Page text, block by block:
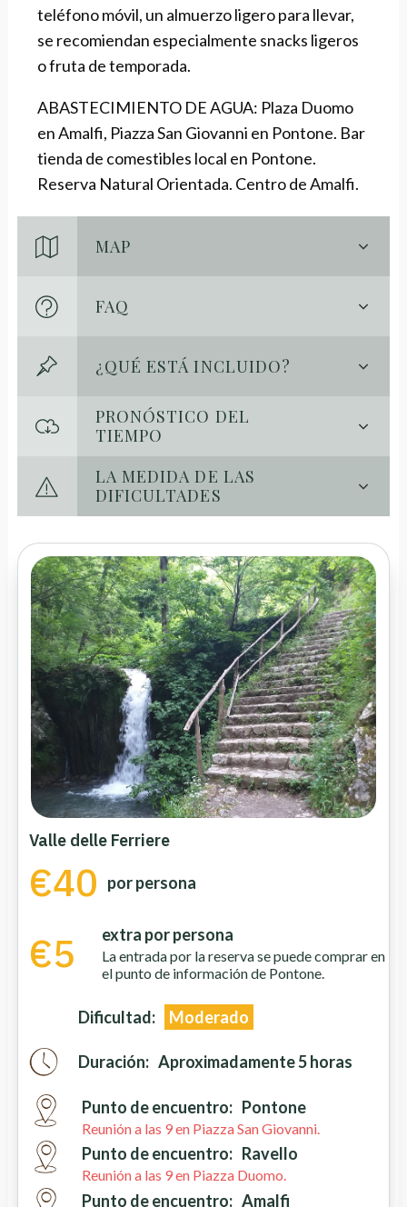
teléfono móvil, un almuerzo ligero para llevar,
se recomiendan especialmente snacks ligeros
o fruta de temporada.
ABASTECIMIENTO DE AGUA: Plaza Duomo
en Amalfi, Piazza San Giovanni en Pontone. Bar
tienda de comestibles local en Pontone.
Reserva Natural Orientada. Centro de Amalfi.
MAP
FAQ
¿QUÉ ESTÁ INCLUIDO?
PRONÓSTICO DEL
TIEMPO
LA MEDIDA DE LAS
DIFICULTADES
Valle delle Ferriere
€40 por persona
€5 extra por persona
La entrada por la reserva se puede comprar en
el punto de información de Pontone.
Dificultad: Moderado
Duración: Aproximadamente 5 horas
Punto de encuentro: Pontone
Reunión a las 9 en Piazza San Giovanni.
Punto de encuentro: Ravello
Reunión a las 9 en Piazza Duomo.
Punto de encuentro: Amalfi